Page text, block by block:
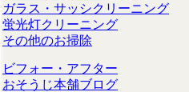
ガラス・サッシクリーニング
蛍光灯クリーニング
その他のお掃除
ビフォー・アフター
おそうじ本舗ブログ